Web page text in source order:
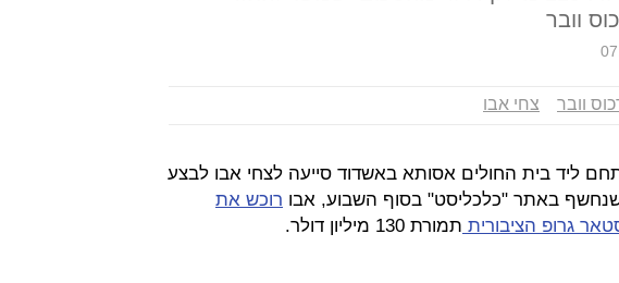
וובר
וובר צחי אבו
ליד בית החולים אסותא באשדוד סייעה לצחי אבו לבצע
באתר "כלכליסט" בסוף השבוע, אבו רוכש את
גרופ הציבורית תמורת 130 מיליון דולר.